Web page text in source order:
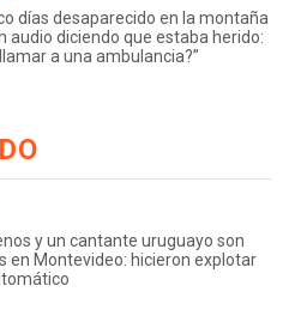
días desaparecido en la montaña
audio diciendo que estaba herido:
a una ambulancia?”
y un cantante uruguayo son
en Montevideo: hicieron explotar